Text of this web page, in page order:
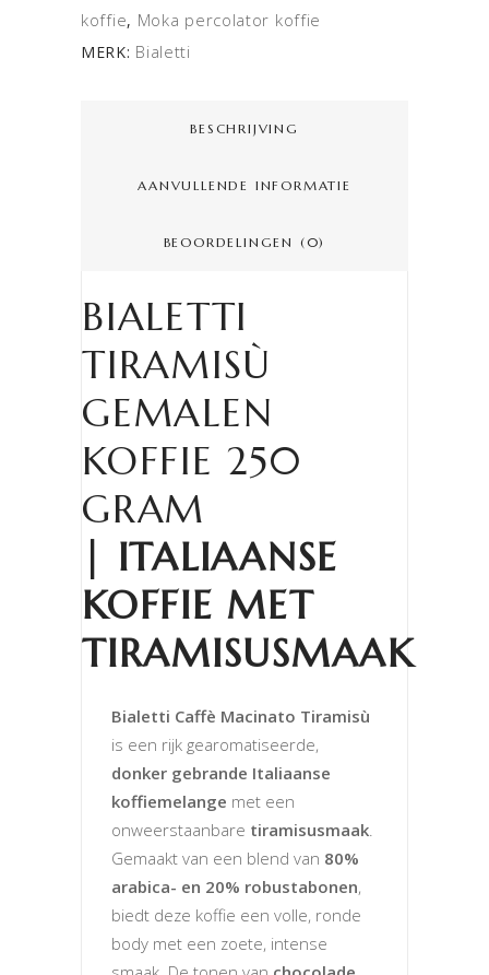
koffie, Moka percolator koffie
MERK: Bialetti
BESCHRIJVING
AANVULLENDE INFORMATIE
BEOORDELINGEN (0)
BIALETTI
TIRAMISÙ
GEMALEN
KOFFIE 250
GRAM
ITALIAANSE
KOFFIE MET
TIRAMISUSMAAK
Bialetti Caffè Macinato Tiramisù
is een rijk gearomatiseerde,
donker gebrande Italiaanse
koffiemelange met een
onweerstaanbare tiramisusmaak
Gemaakt van een blend van 80%
arabica- en 20% robustabonen,
biedt deze koffie een volle, ronde
body met een zoete, intense